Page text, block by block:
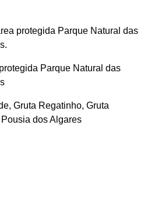
protegida Parque Natural das
Parque Natural das
Gruta Regatinho, Gruta
dos Algares